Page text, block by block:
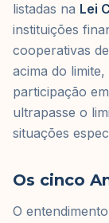
listadas na Lei
instituições
cooperativas
acima do
participação
ultrapasse o
situações
Os cinco
O